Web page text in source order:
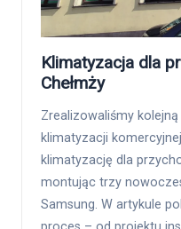
Klimatyzacja dla
Chełmży
Zrealizowaliśmy
klimatyzacji
klimatyzację dla
montując trzy
Samsung. W artykule